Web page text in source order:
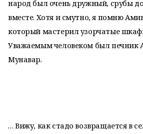
народ был очень дружный, срубы
вместе. Хотя и смутно, я помню
который мастерил узорчатые
Уважаемым человеком был печник
Мунавар.
… Вижу, как стадо возвращается в